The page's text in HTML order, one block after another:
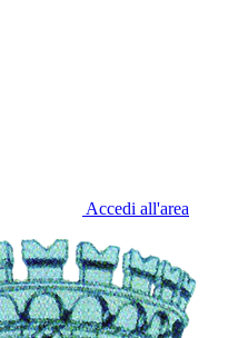
Accedi all'area